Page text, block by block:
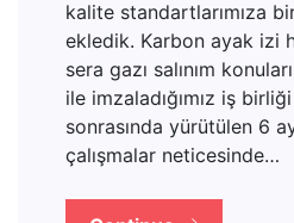
kalite standartlarımıza
ekledik. Karbon ayak izi
sera gazı salınım
ile imzaladığımız iş
sonrasında yürütülen 6
çalışmalar neticesinde…